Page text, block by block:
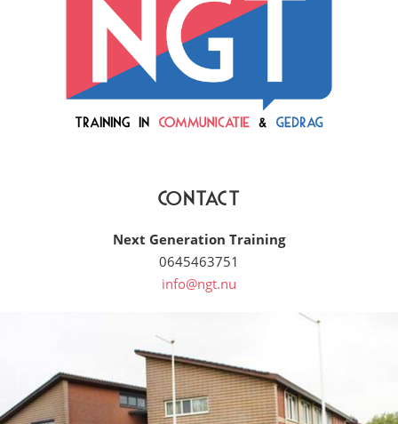
Contact
Next Generation Training
0645463751
info@ngt.nu